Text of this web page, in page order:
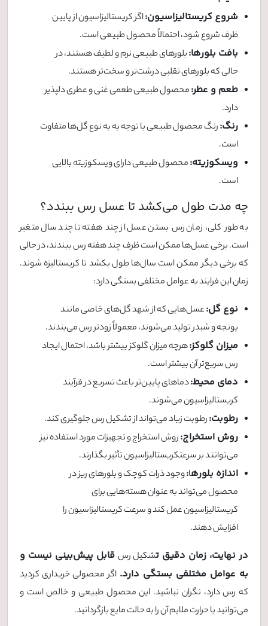
شروع کریستالیزاسیون:اگر کریستالیزاسیون از پایین
ظرف شروع شود، احتمالاً محصول طبیعی است.
بافت بلورها:بلورهای طبیعی نرم و لطیف هستند، در
حالی که بلورهای تقلبی درشت‌تر و سخت‌تر هستند.
طعم و عطر:محصول طبیعی طعمی غنی و عطری دلپذیر
دارد.
رنگ:رنگ محصول طبیعی با توجه به به نوع گل‌ها متفاوت
است.
ویسکوزیته:محصول طبیعی دارای ویسکوزیته بالایی
است.
چه مدت طول می‌کشد تا عسل رس ببندد؟
به طور کلی، زمان رس بستن عسل از چند هفته تا چند سال متغیر
است. برخی عسل‌ها ممکن است ظرف چند هفته رس ببندند، در حالی
که برخی دیگر ممکن است سال‌ها طول بکشد تا کریستالیزه شوند.
زمان این فرایند به عوامل مختلفی بستگی دارد:
نوع گل:عسل‌هایی که از شهد گل‌های خاصی مانند
یونجه و شبدر تولید می‌شوند، معمولاً زودتر رس می‌بندند.
میزان گلوکز:هرچه میزان گلوکز بیشتر باشد، احتمال ایجاد
رس سریع‌تر آن بیشتر است.
دمای محیط:دماهای پایین‌تر باعث تسریع در فرآیند
کریستالیزاسیون می‌شوند.
رطوبت:رطوبت زیاد می‌تواند از تشکیل رس جلوگیری کند.
روش استخراج:روش استخراج و تجهیزات مورد استفاده نیز
می‌توانند بر سرعتکریستالیزاسیون تأثیر بگذارند.
اندازه بلورها:وجود ذرات کوچک و بلورهای ریز در
محصول می‌تواند به عنوان هسته‌هایی برای
کریستالیزاسیون عمل کند و سرعت کریستالیزاسیون را
افزایش دهند.
در نهایت، زمان دقیق تشکیل رس قابل پیش‌بینی نیست و
به عوامل مختلفی بستگی دارد. اگر محصولی خریداری کردید
که رس دارد، نگران نباشید. این محصول طبیعی و خالص است و
می‌توانید با حرارت ملایم آن را به حالت مایع بازگردانید.